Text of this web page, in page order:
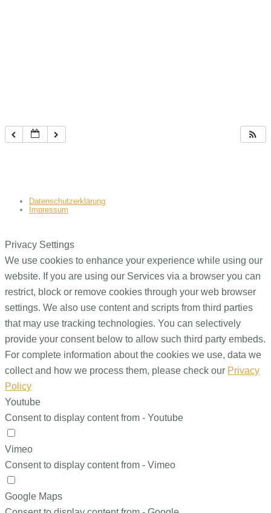
Datenschutzerklärung
Impressum
Privacy Settings
We use cookies to enhance your experience while using our
website. If you are using our Services via a browser you can
restrict, block or remove cookies through your web browser
settings. We also use content and scripts from third parties
that may use tracking technologies. You can selectively
provide your consent below to allow such third party embeds.
For complete information about the cookies we use, data we
collect and how we process them, please check our Privacy
Policy
Youtube
Consent to display content from - Youtube
Vimeo
Consent to display content from - Vimeo
Google Maps